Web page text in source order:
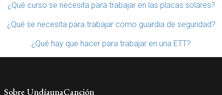
¿Qué curso se necesita para trabajar en las placas solares?
¿Qué se necesita para trabajar como guardia de seguridad?
¿Qué hay que hacer para trabajar en una ETT?
Sobre UndíaunaCanción